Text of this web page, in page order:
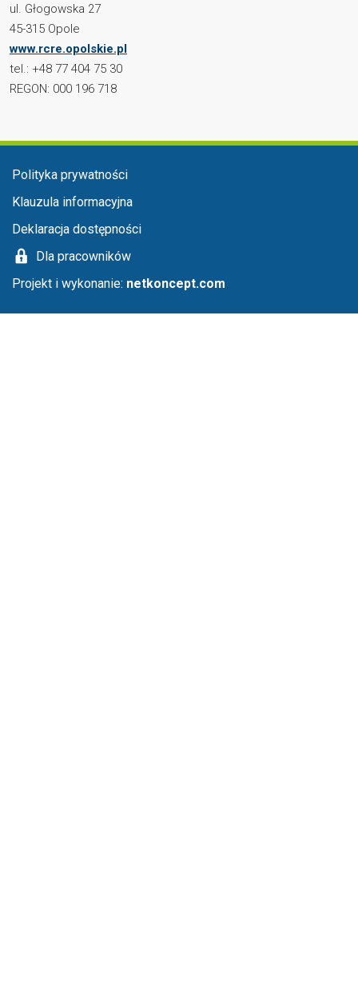
ul. Głogowska 27
45-315 Opole
www.rcre.opolskie.pl
tel.: +48 77 404 75 30
REGON: 000 196 718
Menu stopka
Polityka prywatności
Klauzula informacyjna
Deklaracja dostępności
Dla pracowników
Projekt i wykonanie: netkoncept.com